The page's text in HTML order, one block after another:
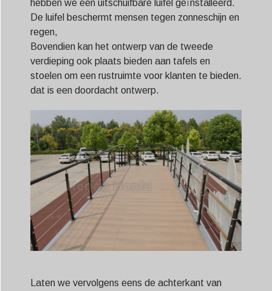
hebben we een uitschuifbare luifel geïnstalleerd.
De luifel beschermt mensen tegen zonneschijn en
regen,
Bovendien kan het ontwerp van de tweede
verdieping ook plaats bieden aan tafels en
stoelen om een ​​rustruimte voor klanten te bieden.
dat is een doordacht ontwerp.
Laten we vervolgens eens de achterkant van